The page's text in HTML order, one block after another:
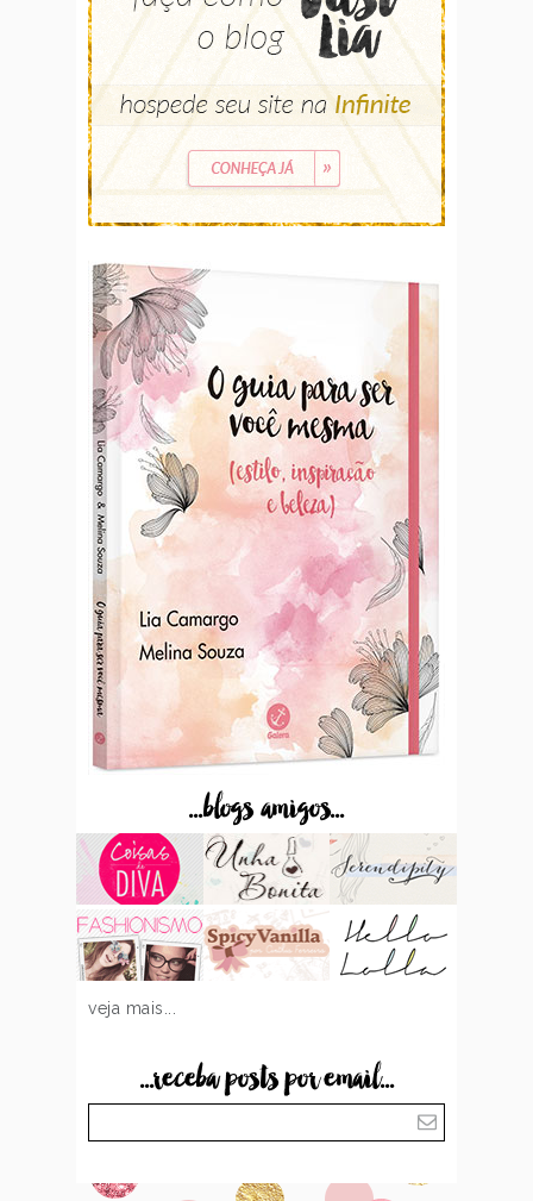
...blogs amigos...
veja mais...
...receba posts por email...